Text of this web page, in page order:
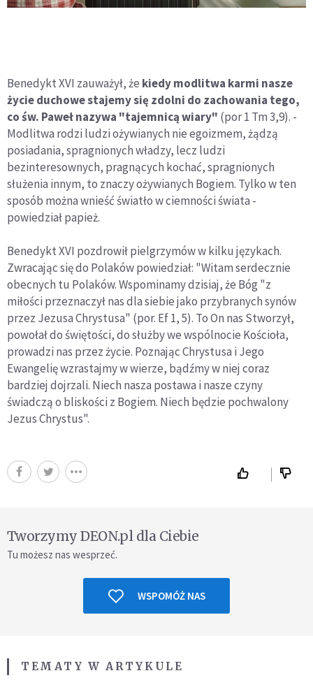
Benedykt XVI zauważył, że kiedy modlitwa karmi nasze
życie duchowe stajemy się zdolni do zachowania tego,
co św. Paweł nazywa "tajemnicą wiary" (por 1 Tm 3,9). -
Modlitwa rodzi ludzi ożywianych nie egoizmem, żądzą
posiadania, spragnionych władzy, lecz ludzi
bezinteresownych, pragnących kochać, spragnionych
służenia innym, to znaczy ożywianych Bogiem. Tylko w ten
sposób można wnieść światło w ciemności świata -
powiedział papież.
Benedykt XVI pozdrowił pielgrzymów w kilku językach.
Zwracając się do Polaków powiedział: "Witam serdecznie
obecnych tu Polaków. Wspominamy dzisiaj, że Bóg "z
miłości przeznaczył nas dla siebie jako przybranych synów
przez Jezusa Chrystusa" (por. Ef 1, 5). To On nas Stworzył,
powołał do świętości, do służby we wspólnocie Kościoła,
prowadzi nas przez życie. Poznając Chrystusa i Jego
Ewangelię wzrastajmy w wierze, bądźmy w niej coraz
bardziej dojrzali. Niech nasza postawa i nasze czyny
świadczą o bliskości z Bogiem. Niech będzie pochwalony
Jezus Chrystus".
Tworzymy DEON.pl dla Ciebie
Tu możesz nas wesprzeć.
WSPOMÓŻ NAS
TEMATY W ARTYKULE